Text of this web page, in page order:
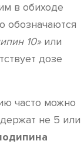
в обиходе
обозначаются
10»или
дозе
часто можно
не 5 или